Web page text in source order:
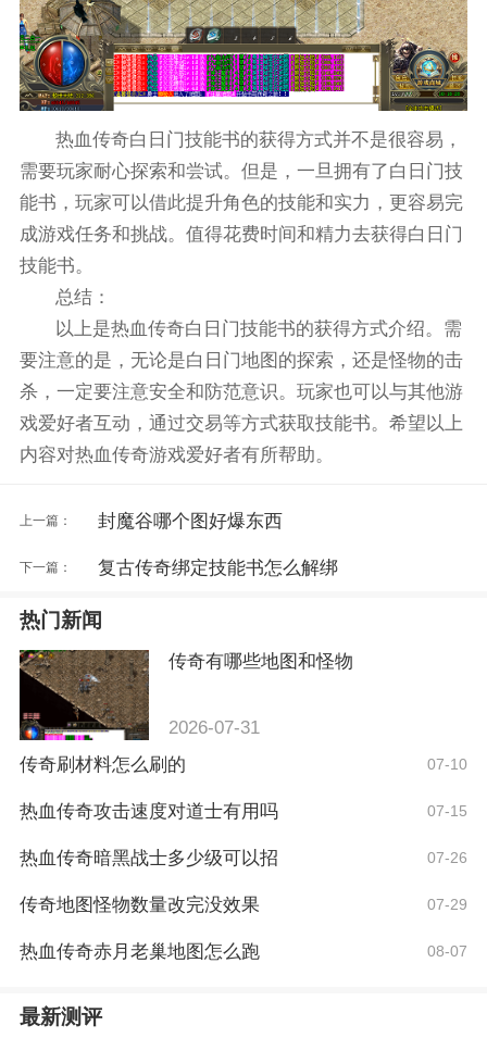
热血传奇白日门技能书的获得方式并不是很容易，
需要玩家耐心探索和尝试。但是，一旦拥有了白日门技
能书，玩家可以借此提升角色的技能和实力，更容易完
成游戏任务和挑战。值得花费时间和精力去获得白日门
技能书。
总结：
以上是热血传奇白日门技能书的获得方式介绍。需
要注意的是，无论是白日门地图的探索，还是怪物的击
杀，一定要注意安全和防范意识。玩家也可以与其他游
戏爱好者互动，通过交易等方式获取技能书。希望以上
内容对热血传奇游戏爱好者有所帮助。
上一篇： 封魔谷哪个图好爆东西
下一篇： 复古传奇绑定技能书怎么解绑
热门新闻
传奇有哪些地图和怪物
2026-07-31
传奇刷材料怎么刷的
07-10
热血传奇攻击速度对道士有用吗 07-15
热血传奇暗黑战士多少级可以招 07-26
传奇地图怪物数量改完没效果 07-29
热血传奇赤月老巢地图怎么跑 08-07
最新测评